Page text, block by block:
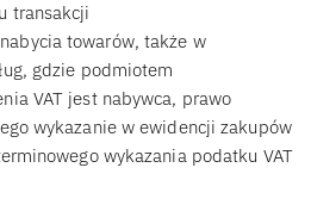
transakcji
towarów, także w
gdzie podmiotem
VAT jest nabywca, prawo
wykazanie w ewidencji zakupów
wykazania podatku VAT